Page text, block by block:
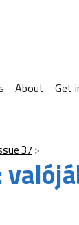
About Get
37